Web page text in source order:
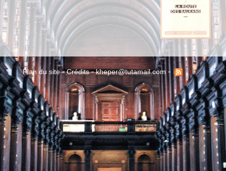
Plan du site-Crédits-kheper@tutamail.com-